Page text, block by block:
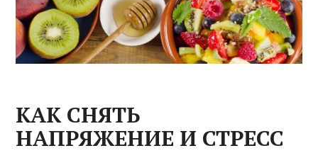
КАК СНЯТЬ
НАПРЯЖЕНИЕ И СТРЕСС